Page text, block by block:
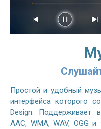
Простой и удобный
интерфейса которого
Design. Поддерживает
AAC, WMA, WAV, OGG